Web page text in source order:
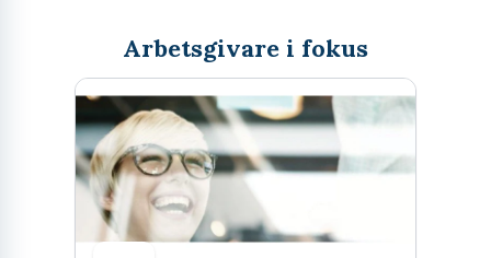
operativt granskningsarbete, inklusive kontroll av bokföring och
underlag, samt att interagera med kunder för att säkerställa
korrekt finansiell rapportering. Arbetet är dynamiskt, kräver
noggrannhet och social kompetens.
Arbetsgivare i fokus